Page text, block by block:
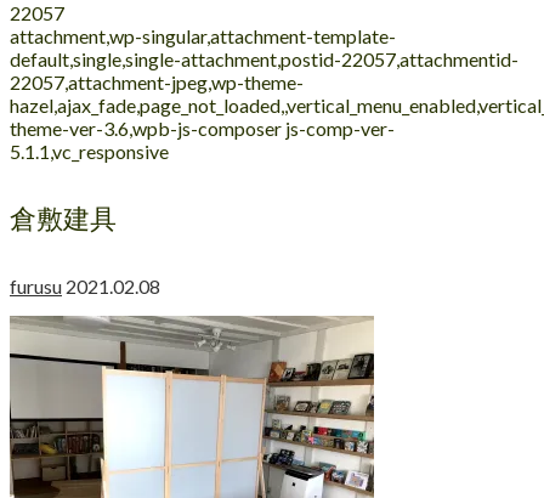
22057
attachment,wp-singular,attachment-template-
default,single,single-attachment,postid-22057,attachmentid-
22057,attachment-jpeg,wp-theme-
theme-ver-3.6,wpb-js-composer js-comp-ver-
5.1.1,vc_responsive
倉敷建具
furusu 2021.02.08